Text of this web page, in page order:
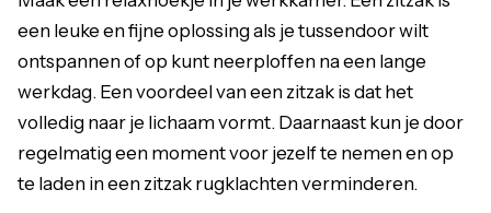
een leuke en fijne oplossing als je tussendoor wilt
ontspannen of op kunt neerploffen na een lange
werkdag. Een voordeel van een zitzak is dat het
volledig naar je lichaam vormt. Daarnaast kun je door
regelmatig een moment voor jezelf te nemen en op
te laden in een zitzak rugklachten verminderen.